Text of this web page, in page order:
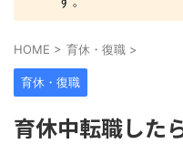
HOME > 育休・復職 >
育休・復職
育休中転職した